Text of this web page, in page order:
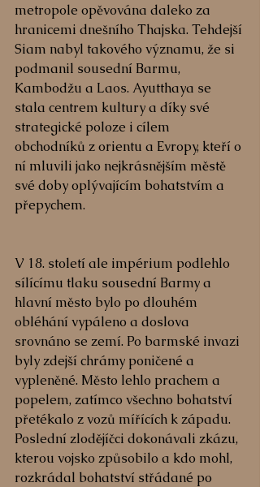
metropole opěvována daleko za
hranicemi dnešního Thajska. Tehdejší
Siam nabyl takového významu, že si
podmanil sousední Barmu,
Kambodžu a Laos. Ayutthaya se
stala centrem kultury a díky své
strategické poloze i cílem
obchodníků z orientu a Evropy, kteří o
ní mluvili jako nejkrásnějším městě
své doby oplývajícím bohatstvím a
přepychem.
V 18. století ale impérium podlehlo
sílícímu tlaku sousední Barmy a
hlavní město bylo po dlouhém
obléhání vypáleno a doslova
srovnáno se zemí. Po barmské invazi
byly zdejší chrámy poničené a
vypleněné. Město lehlo prachem a
popelem, zatímco všechno bohatství
přetékalo z vozů mířících k západu.
Poslední zlodějíčci dokonávali zkázu,
kterou vojsko způsobilo a kdo mohl,
rozkrádal bohatství střádané po